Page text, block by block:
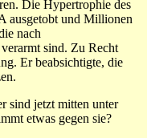
Die Hypertrophie des
ausgetobt und Millionen
nach
sind. Zu Recht
Er beabsichtigte, die
sind jetzt mitten unter
etwas gegen sie?